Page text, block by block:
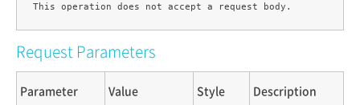
Request Parameters
Parameter Value Style Description